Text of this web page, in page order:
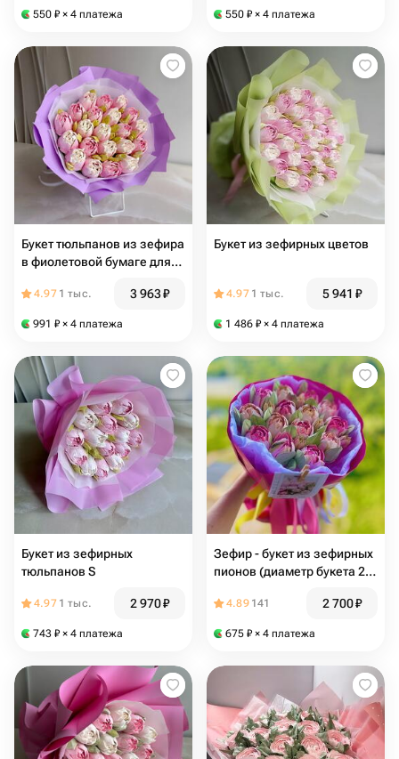
550 ₽ × 4 платежа 550 ₽ × 4 платежа
Букет тюльпанов из зефира
в фиолетовой бумаге для
4.97 1 тыс. 3 963₽
991 ₽ × 4 платежа
Букет из зефирных цветов
4.97 1 тыс. 5 941 ₽
1 486 ₽ × 4 платежа
Букет из зефирных
тюльпанов S
4.97 1 тыс. 2 970₽
743 ₽ × 4 платежа
Зефир - букет из зефирных
пионов (диаметр букета 25
рождения
4.89 141 2 700₽
675 ₽ × 4 платежа